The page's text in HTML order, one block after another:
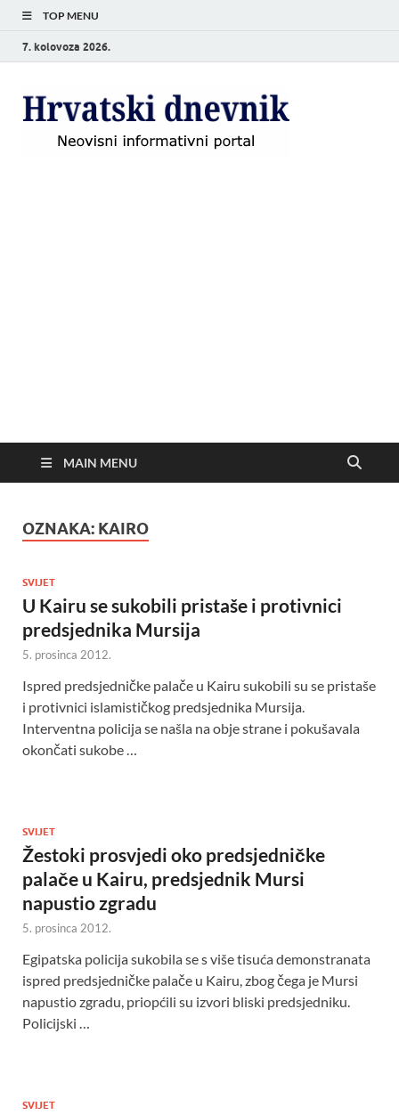
TOP MENU
7. kolovoza 2026.
MAIN MENU
OZNAKA: KAIRO
SVIJET
U Kairu se sukobili pristaše i protivnici
predsjednika Mursija
5. prosinca 2012.
Ispred predsjedničke palače u Kairu sukobili su se pristaše
i protivnici islamističkog predsjednika Mursija.
Interventna policija se našla na obje strane i pokušavala
okončati sukobe …
SVIJET
Žestoki prosvjedi oko predsjedničke
palače u Kairu, predsjednik Mursi
napustio zgradu
5. prosinca 2012.
Egipatska policija sukobila se s više tisuća demonstranata
ispred predsjedničke palače u Kairu, zbog čega je Mursi
napustio zgradu, priopćili su izvori bliski predsjedniku.
Policijski …
SVIJET